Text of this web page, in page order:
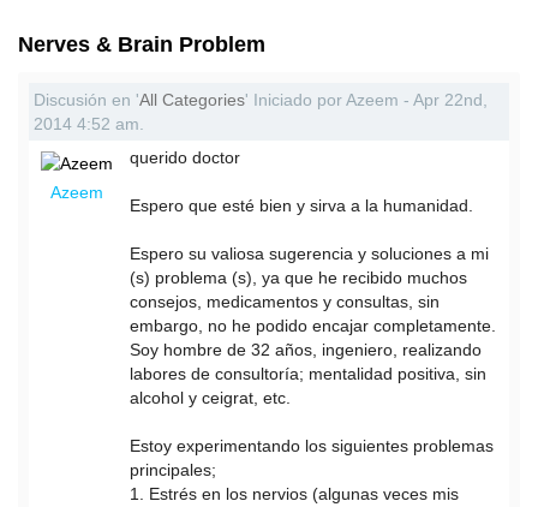
Nerves & Brain Problem
Discusión en 'All Categories' Iniciado por Azeem - Apr 22nd,
2014 4:52 am.
Azeem
querido doctor
Espero que esté bien y sirva a la humanidad.
Espero su valiosa sugerencia y soluciones a mi
(s) problema (s), ya que he recibido muchos
consejos, medicamentos y consultas, sin
embargo, no he podido encajar completamente.
Soy hombre de 32 años, ingeniero, realizando
labores de consultoría; mentalidad positiva, sin
alcohol y ceigrat, etc.
Estoy experimentando los siguientes problemas
principales;
1. Estrés en los nervios (algunas veces mis